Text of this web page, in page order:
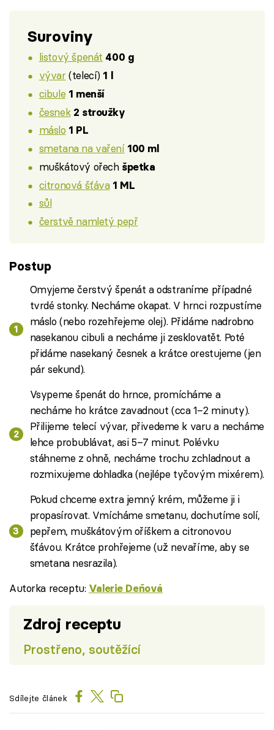
Suroviny
listový špenát 400 g
vývar(telecí) 1 l
cibule 1 menší
česnek 2 stroužky
máslo 1 PL
smetana na vaření 100 ml
muškátový ořech špetka
citronová šťáva 1 ML
sůl
čerstvě namletý pepř
Postup
Omyjeme čerstvý špenát a odstraníme případné
tvrdé stonky. Necháme okapat. V hrnci rozpustíme
máslo (nebo rozehřejeme olej). Přidáme nadrobno
nasekanou cibuli a necháme ji zesklovatět. Poté
přidáme nasekaný česnek a krátce orestujeme (jen
pár sekund).
Vsypeme špenát do hrnce, promícháme a
necháme ho krátce zavadnout (cca 1–2 minuty).
Přilijeme telecí vývar, přivedeme k varu a necháme
lehce probublávat, asi 5–7 minut. Polévku
stáhneme z ohně, necháme trochu zchladnout a
rozmixujeme dohladka (nejlépe tyčovým mixérem).
Pokud chceme extra jemný krém, můžeme ji i
propasírovat. Vmícháme smetanu, dochutíme solí,
pepřem, muškátovým oříškem a citronovou
šťávou. Krátce prohřejeme (už nevaříme, aby se
smetana nesrazila).
Autorka receptu: Valerie Deňová
Zdroj receptu
Prostřeno, soutěžící
Sdílejte článek